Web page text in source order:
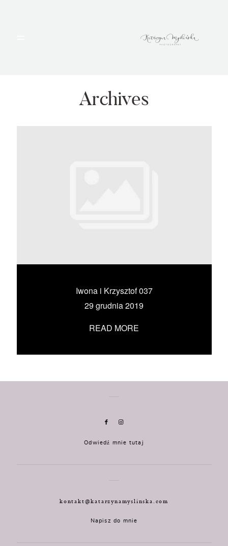
Archives
Iwona i Krzysztof 037
29 grudnia 2019
READ MORE
PORTFOLIO
UMÓW SIĘ ZE MNĄ →
Odwiedź mnie tutaj
kontakt@katarzynamyslinska.com
Napisz do mnie